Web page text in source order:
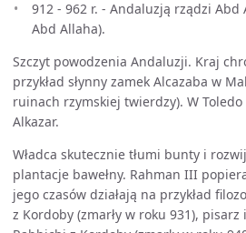
912 - 962 r. - Andaluzją rządzi
Abd Allaha).
Szczyt powodzenia Andaluzji. Kraj
przykład słynny zamek Alcazaba w
ruinach rzymskiej twierdzy). W
Alkazar.
Władca skutecznie tłumi bunty i
plantacje bawełny. Rahman III
jego czasów działają na przykład
z Kordoby (zmarły w roku 931),